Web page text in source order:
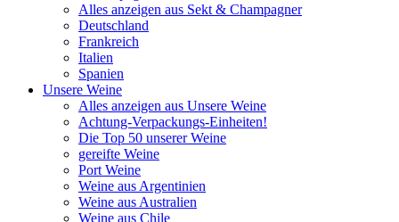
Alles anzeigen aus Sekt & Champagner
Deutschland
Frankreich
Italien
Spanien
Unsere Weine
Alles anzeigen aus Unsere Weine
Achtung-Verpackungs-Einheiten!
Die Top 50 unserer Weine
gereifte Weine
Port Weine
Weine aus Argentinien
Weine aus Australien
Weine aus Chile